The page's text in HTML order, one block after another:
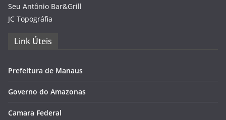
Seu Antônio Bar&Grill
JC Topográfia
Link Úteis
Prefeitura de Manaus
Governo do Amazonas
Camara Federal